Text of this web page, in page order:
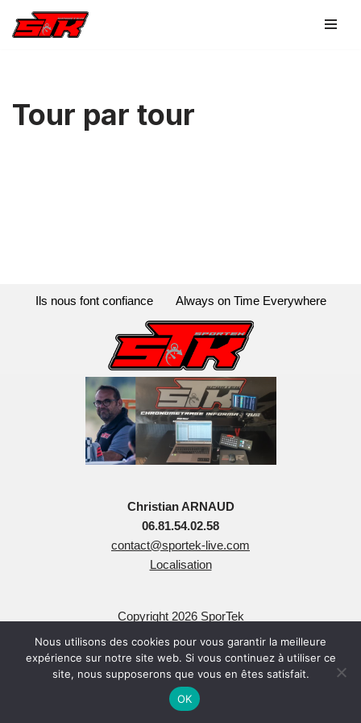
Tour par tour
Ils nous font confiance Always on Time Everywhere
Christian ARNAUD
06.81.54.02.58
contact@sportek-live.com
Localisation
Copyright 2026 SporTek
Tous Droits Réservés
| Propulsé par
Nous utilisons des cookies pour vous garantir la meilleure
expérience sur notre site web. Si vous continuez à utiliser ce
site, nous supposerons que vous en êtes satisfait.
OK